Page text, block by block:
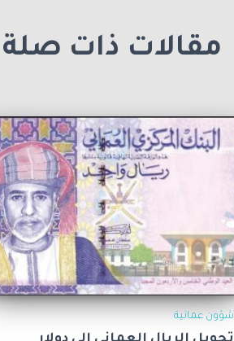
مقالات ذات صلة
شؤون عمانية